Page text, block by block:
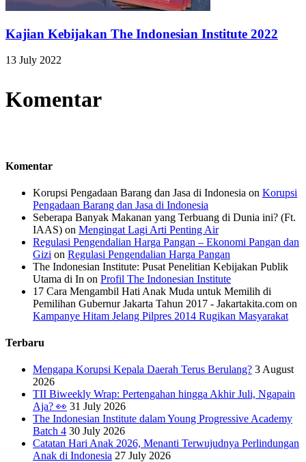
Kajian Kebijakan The Indonesian Institute 2022
13 July 2022
Komentar
Komentar
Korupsi Pengadaan Barang dan Jasa di Indonesia on Korupsi
Pengadaan Barang dan Jasa di Indonesia
Seberapa Banyak Makanan yang Terbuang di Dunia ini? (Ft.
IAAS) on Mengingat Lagi Arti Penting Air
Regulasi Pengendalian Harga Pangan – Ekonomi Pangan dan
Gizi on Regulasi Pengendalian Harga Pangan
The Indonesian Institute: Pusat Penelitian Kebijakan Publik
Utama di In on Profil The Indonesian Institute
17 Cara Mengambil Hati Anak Muda untuk Memilih di
Pemilihan Gubernur Jakarta Tahun 2017 - Jakartakita.com on
Kampanye Hitam Jelang Pilpres 2014 Rugikan Masyarakat
Terbaru
Mengapa Korupsi Kepala Daerah Terus Berulang? 3 August
2026
TII Biweekly Wrap: Pertengahan hingga Akhir Juli, Ngapain
Aja? 👀 31 July 2026
The Indonesian Institute dalam Young Progressive Academy
Batch 4 30 July 2026
Catatan Hari Anak 2026, Menanti Terwujudnya Perlindungan
Anak di Indonesia 27 July 2026